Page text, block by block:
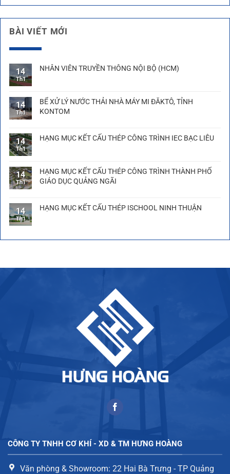
BÀI VIẾT MỚI
14
Th1
NHÂN VIÊN TRUYỀN THÔNG NỘI BỘ (HCM)
14
Th1
BỂ XỬ LÝ NƯỚC THẢI NHÀ MÁY MI ĐĂKTÔ, TỈNH
KONTOM
14
Th1
HẠNG MỤC KẾT CẤU THÉP CÔNG TRÌNH IEC BẠC LIÊU
14
Th1
HẠNG MỤC KẾT CẤU THÉP CÔNG TRÌNH THÀNH PHỐ
GIÁO DỤC QUẢNG NGÃI
14
Th1
HẠNG MỤC KẾT CẤU THÉP ISCHOOL NINH THUẬN
CÔNG TY TNHH CƠ KHÍ - XD & TM HƯNG HOÀNG
Văn phòng & Showroom: 22 Hai Bà Trưng - TP Quảng